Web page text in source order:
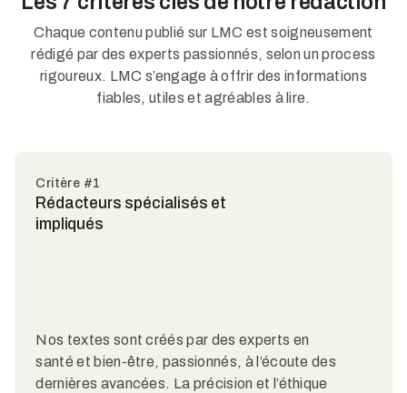
Chaque contenu publié sur LMC est soigneusement
rédigé par des experts passionnés, selon un process
rigoureux. LMC s’engage à offrir des informations
fiables, utiles et agréables à lire.
Critère #1
Rédacteurs spécialisés et
impliqués
Nos textes sont créés par des experts en
santé et bien-être, passionnés, à l’écoute des
dernières avancées. La précision et l’éthique